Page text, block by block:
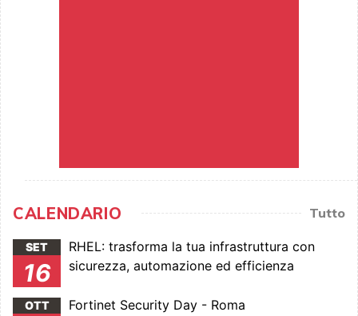
CALENDARIO Tutto
SET
16
RHEL: trasforma la tua infrastruttura con
sicurezza, automazione ed efficienza
OTT Fortinet Security Day - Roma